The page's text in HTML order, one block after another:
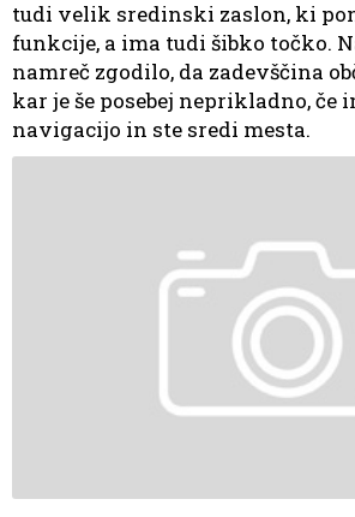
tudi velik sredinski zaslon, ki
funkcije, a ima tudi šibko točko.
namreč zgodilo, da zadevščina
kar je še posebej neprikladno, če
navigacijo in ste sredi mesta.